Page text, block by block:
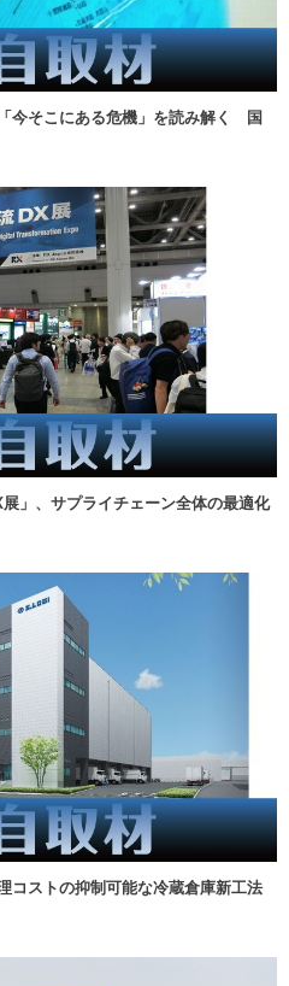
今そこにある危機」を読み解く 国
」、サプライチェーン全体の最適化
コストの抑制可能な冷蔵倉庫新工法